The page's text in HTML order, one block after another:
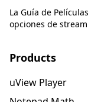
La Guía de
opciones de
Products
uView Player